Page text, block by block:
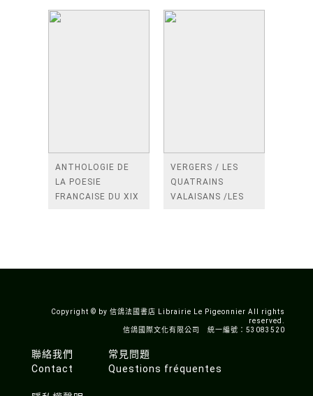
ANTHOLOGIE DE
LA POESIE
FRANCAISE DU XIX
VERGERS / LES
QUATRAINS
VALAISANS /LES
Copyright © by 信鴿法國書店 Librairie Le Pigeonnier All rights
reserved.
信鴿國際文化有限公司 統一編號：53083520
聯絡我們
Contact
常見問題
Questions fréquentes